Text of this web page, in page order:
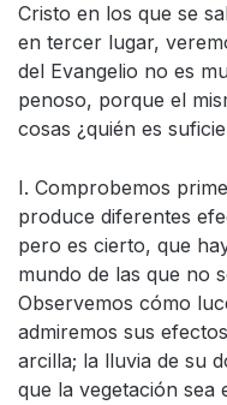
Cristo en los que se
en tercer lugar,
del Evangelio no es
penoso, porque el
cosas ¿quién es
I. Comprobemos
produce diferentes
pero es cierto, que
mundo de las que no
Observemos cómo
admiremos sus
arcilla; la lluvia de su
que la vegetación sea